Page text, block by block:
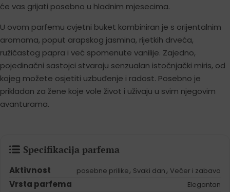
će vas grijati posebno u hladnim mjesecima.
U ovom parfemu cvjetni buket kombiniran je s orijentalnim
aromama, poput arapskog jasmina, rijetkih drveća,
ružičastog papra i već spomenute vanilije. Zajedno,
pojedinačni sastojci stvaraju senzualan istočnjački miris, od
kojeg možete osjetiti uzbuđenje i radost. Posebno je
prikladan za žene koje vole život i uživaju u svim njegovim
avanturama.
Specifikacija parfema
Aktivnost posebne prilike, Svaki dan , Večer i zabava
Vrsta parfema Elegantan